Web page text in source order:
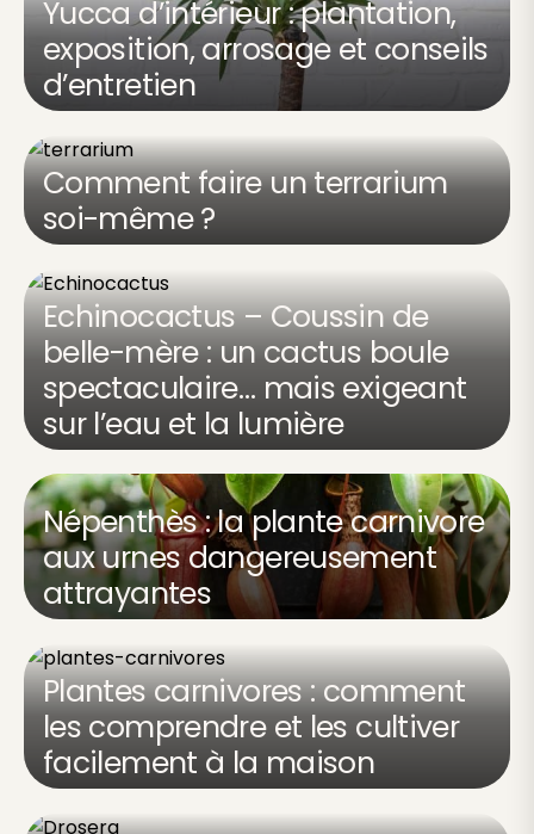
Yucca d’intérieur : plantation,
exposition, arrosage et conseils
d’entretien
Comment faire un terrarium
soi-même ?
Echinocactus – Coussin de
belle-mère : un cactus boule
spectaculaire… mais exigeant
sur l’eau et la lumière
Népenthès : la plante carnivore
aux urnes dangereusement
attrayantes
Plantes carnivores : comment
les comprendre et les cultiver
facilement à la maison